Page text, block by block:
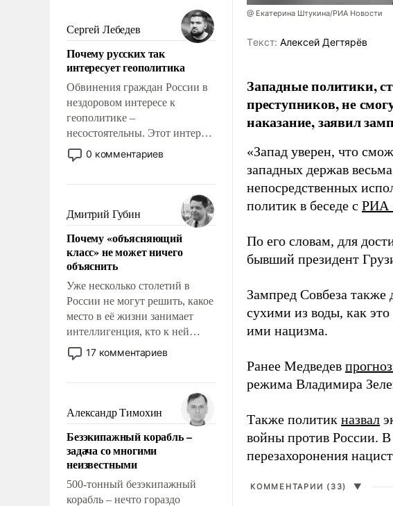
Сергей Лебедев
Почему русских так
интересует геополитика
Обвинения граждан России в
нездоровом интересе к
геополитике –
несостоятельны. Этот интерес
рационален и прагматичен. Он
обусловлен тысячелетним
фундаментальным знанием,
что мировая политика имеет
свойство заявляться на порог
нашего дома.
0 комментариев
Дмитрий Губин
Почему «объясняющий
класс» не может ничего
объяснить
Уже несколько столетий в
России не могут решить, какое
место в её жизни занимает
интеллигенция, кто к ней
принадлежит, а кого из неё
исключили с правом
чем она отличается от просто
образованных людей. Иногда
казалось, что эти вопросы
решены раз и навсегда, но –
нет, не решены.
17 комментариев
Александр Тимохин
Безэкипажный корабль –
задача со многими
неизвестными
500-тонный безэкипажный
корабль – нечто гораздо
@ Екатерина Штукина/РИА Новости
Tекст: Алексей Дегтярёв
Западные политики,
преступников, не
наказание, заявил
«Запад уверен, что
западных держав
непосредственных
политик в беседе с РИА
По его словам, для
бывший президент
Зампред Совбеза также
сухими из воды, как
ими нацизма.
Ранее Медведев
режима Владимира
Также политик назвал
войны против России.
перезахоронения
КОММЕНТАРИИ (33) ▼